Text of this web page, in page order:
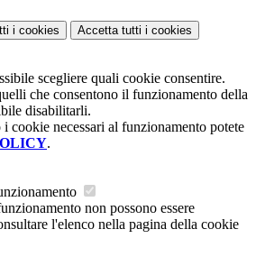
i cookies Accetta tutti i cookies
scegliere quali cookie consentire.
che consentono il funzionamento della
disabilitarli.
cookie necessari al funzionamento potete
.
non possono essere
l'elenco nella pagina della cookie